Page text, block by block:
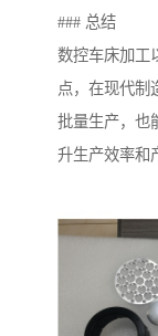
### 总结
数控车床加工
点，在现代制
批量生产，也
升生产效率和